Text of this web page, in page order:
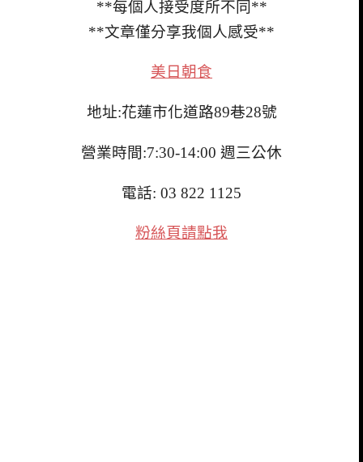
**每個人接受度所不同**
**文章僅分享我個人感受**
美日朝食
地址:花蓮市化道路89巷28號
營業時間:7:30-14:00 週三公休
電話: 03 822 1125
粉絲頁請點我